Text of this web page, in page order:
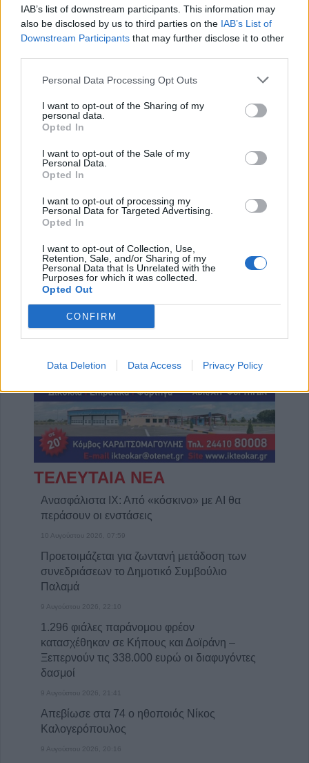
IAB’s list of downstream participants. This information may
also be disclosed by us to third parties on the IAB’s List of
Downstream Participants that may further disclose it to other
Personal Data Processing Opt Outs
I want to opt-out of the Sharing of my
personal data.
Opted In
I want to opt-out of the Sale of my
Personal Data.
Opted In
I want to opt-out of processing my
Personal Data for Targeted Advertising.
Opted In
I want to opt-out of Collection, Use,
Retention, Sale, and/or Sharing of my
Personal Data that Is Unrelated with the
Purposes for which it was collected.
Opted Out
CONFIRM
Data Deletion Data Access Privacy Policy
Ειδικός Ενδοκρινολόγος - Διαβητολόγος 'Χριστίνα Γ. Σακκά'
ΑΓΓΕΛΙΕΣ
ΤΕΛΕΥΤΑΙΑ ΝΕΑ
Ανασφάλιστα ΙΧ: Από «κόσκινο» με AI θα
περάσουν οι ενστάσεις
10 Αυγούστου 2026, 07:59
Προετοιμάζεται για ζωντανή μετάδοση των
συνεδριάσεων το Δημοτικό Συμβούλιο
Παλαμά
9 Αυγούστου 2026, 22:10
1.296 φιάλες παράνομου φρέον
κατασχέθηκαν σε Κήπους και Δοϊράνη –
Ξεπερνούν τις 338.000 ευρώ οι διαφυγόντες
δασμοί
9 Αυγούστου 2026, 21:41
Απεβίωσε στα 74 ο ηθοποιός Νίκος
Καλογερόπουλος
9 Αυγούστου 2026, 20:16